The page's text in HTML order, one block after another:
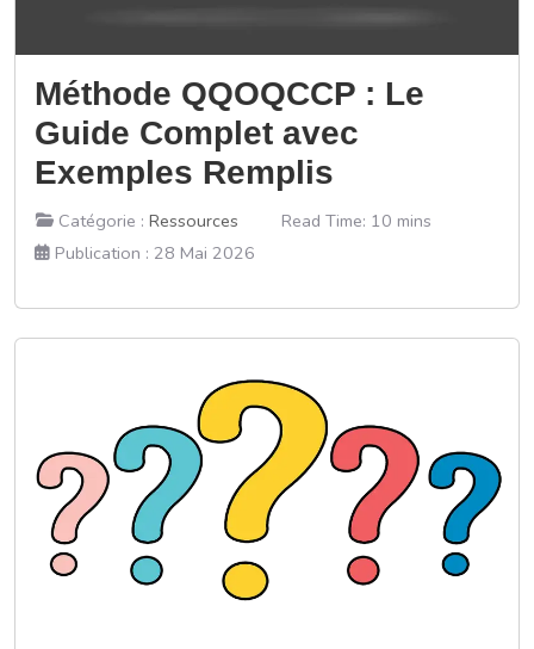
Méthode QQOQCCP : Le
Guide Complet avec
Exemples Remplis
Catégorie : Ressources
Read Time: 10 mins
Publication : 28 Mai 2026